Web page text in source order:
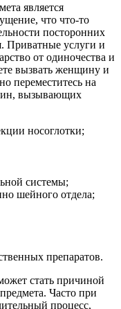
является
что что-то
посторонних
Приватные услуги и
от одиночества и
вызвать женщину и
переместитесь на
вызывающих
носоглотки;
системы;
шейного отдела;
препаратов.
стать причиной
Часто при
процесс,